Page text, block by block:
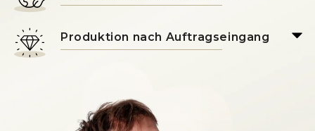
Produktion nach Auftragseingang